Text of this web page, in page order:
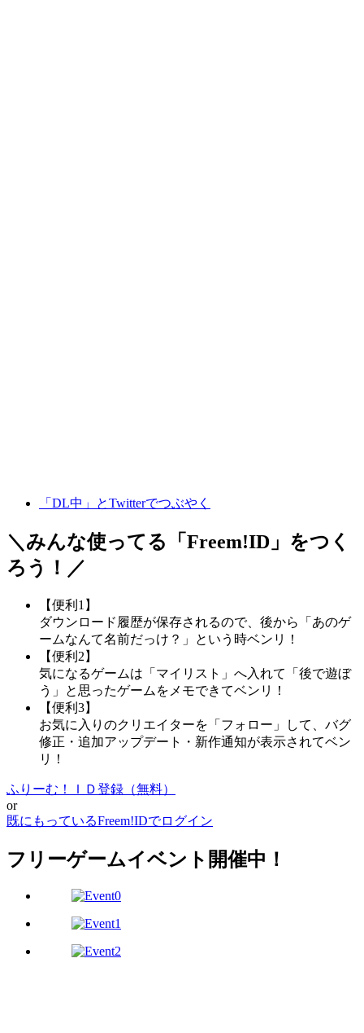
「DL中」とTwitterでつぶやく
＼みんな使ってる「 Freem!ID 」をつく
ろう！／
【便利1】
ダウンロード履歴が保存されるので、後から「あのゲ
ームなんて名前だっけ？」という時ベンリ！
【便利2】
気になるゲームは「マイリスト」へ入れて「後で遊ぼ
う」と思ったゲームをメモできてベンリ！
【便利3】
お気に入りのクリエイターを「フォロー」して、バグ
修正・追加アップデート・新作通知が表示されてベン
リ！
ふりーむ！ＩＤ登録（無料）
or
既にもっているFreem!IDでログイン
フリーゲームイベント開催中！